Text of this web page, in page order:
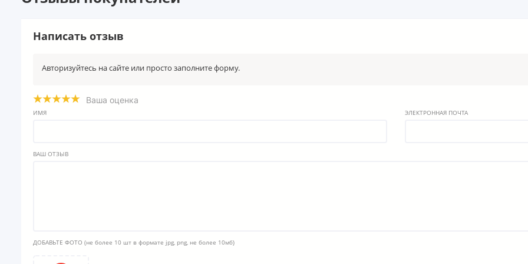
Написать отзыв
Авторизуйтесь на сайте или просто заполните форму.
Ваша оценка
ИМЯ ЭЛЕКТРОННАЯ ПОЧТА
ВАШ ОТЗЫВ
ДОБАВЬТЕ ФОТО (не более 10 шт в формате jpg, png, не более 10мб)